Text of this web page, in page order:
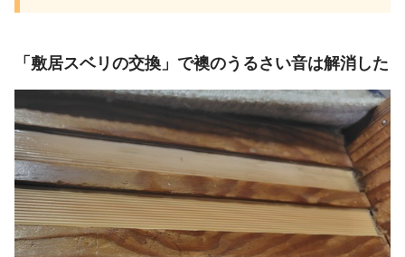
「敷居スベリの交換」で襖のうるさい音は解消した